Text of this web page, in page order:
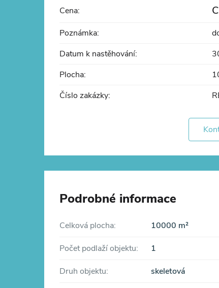
Lokalita
- umístění blízko exitu dálnice D7
Cena:
Poznámka:
Datum k nastěhování:
Plocha:
Číslo zakázky:
Podrobné informace
Celková plocha: 10000 m²
Počet podlaží objektu: 1
Druh objektu: skeletová